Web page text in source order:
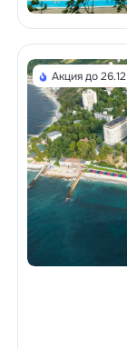
Акция до 26.12